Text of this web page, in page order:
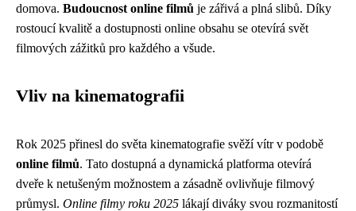
domova. Budoucnost online filmů je zářivá a plná slibů. Díky
rostoucí kvalitě a dostupnosti online obsahu se otevírá svět
filmových zážitků pro každého a všude.
Vliv na kinematografii
Rok 2025 přinesl do světa kinematografie svěží vítr v podobě
online filmů. Tato dostupná a dynamická platforma otevírá
dveře k netušeným možnostem a zásadně ovlivňuje filmový
průmysl. Online filmy roku 2025 lákají diváky svou rozmanitostí